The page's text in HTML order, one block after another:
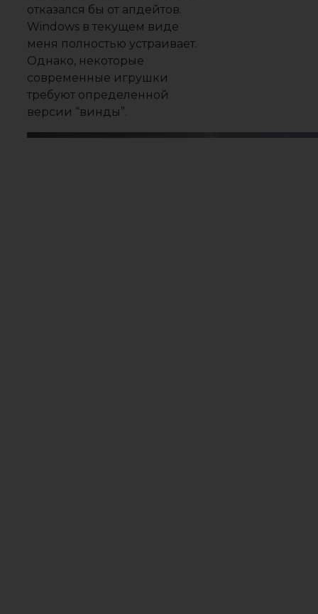
отказался бы от апдейтов.
Windows в текущем виде
меня полностью устраивает.
Однако, некоторые
современные игрушки
требуют определенной
версии “винды”.